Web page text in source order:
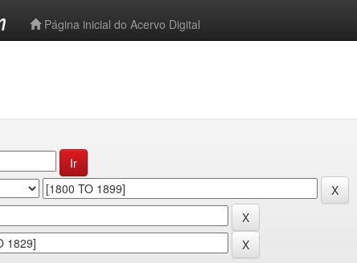
Página inicial do Acervo Digital